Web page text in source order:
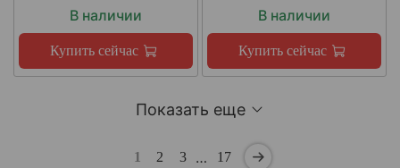
В наличии
Купить сейчас
В наличии
Купить сейчас
Показать еще
1 2 3 … 17